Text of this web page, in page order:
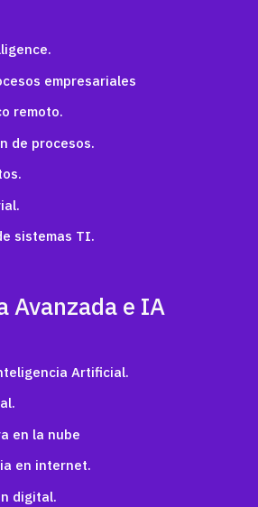
empresariales
remoto.
de procesos.
sistemas TI.
Avanzada e IA
Artificial.
en la nube
en internet.
digital.